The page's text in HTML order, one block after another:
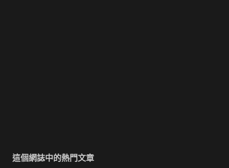
這個網誌中的熱門文章